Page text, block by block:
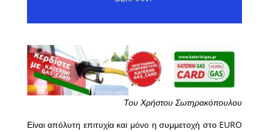
Του Χρήστου Σωτηρακόπουλου
Είναι απόλυτη επιτυχία και μόνο η συμμετοχή στο EURO